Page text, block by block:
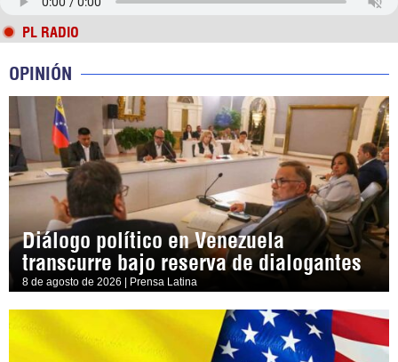
PL RADIO
OPINIÓN
Diálogo político en Venezuela
transcurre bajo reserva de dialogantes
8 de agosto de 2026 | Prensa Latina